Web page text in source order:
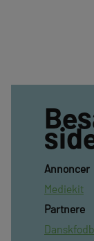
Annoncer
Mediekit
Partnere